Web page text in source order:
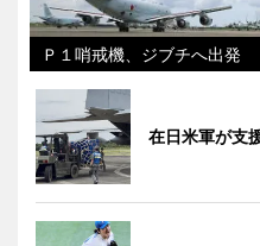
Ｐ１哨戒機、ジブチへ出発
在日米軍が支